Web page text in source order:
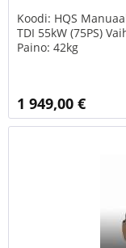
Koodi: HQS
TDI 55kW (75PS)
Paino: 42kg
1 949,00 €